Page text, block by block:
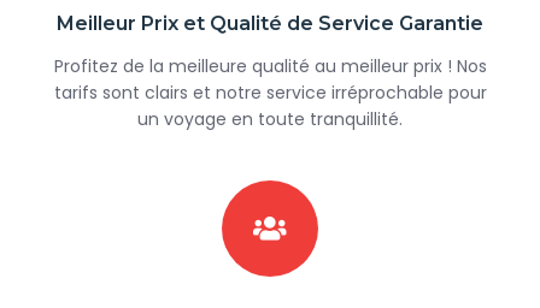
Meilleur Prix et Qualité de Service Garantie
Profitez de la meilleure qualité au meilleur prix ! Nos
tarifs sont clairs et notre service irréprochable pour
un voyage en toute tranquillité.